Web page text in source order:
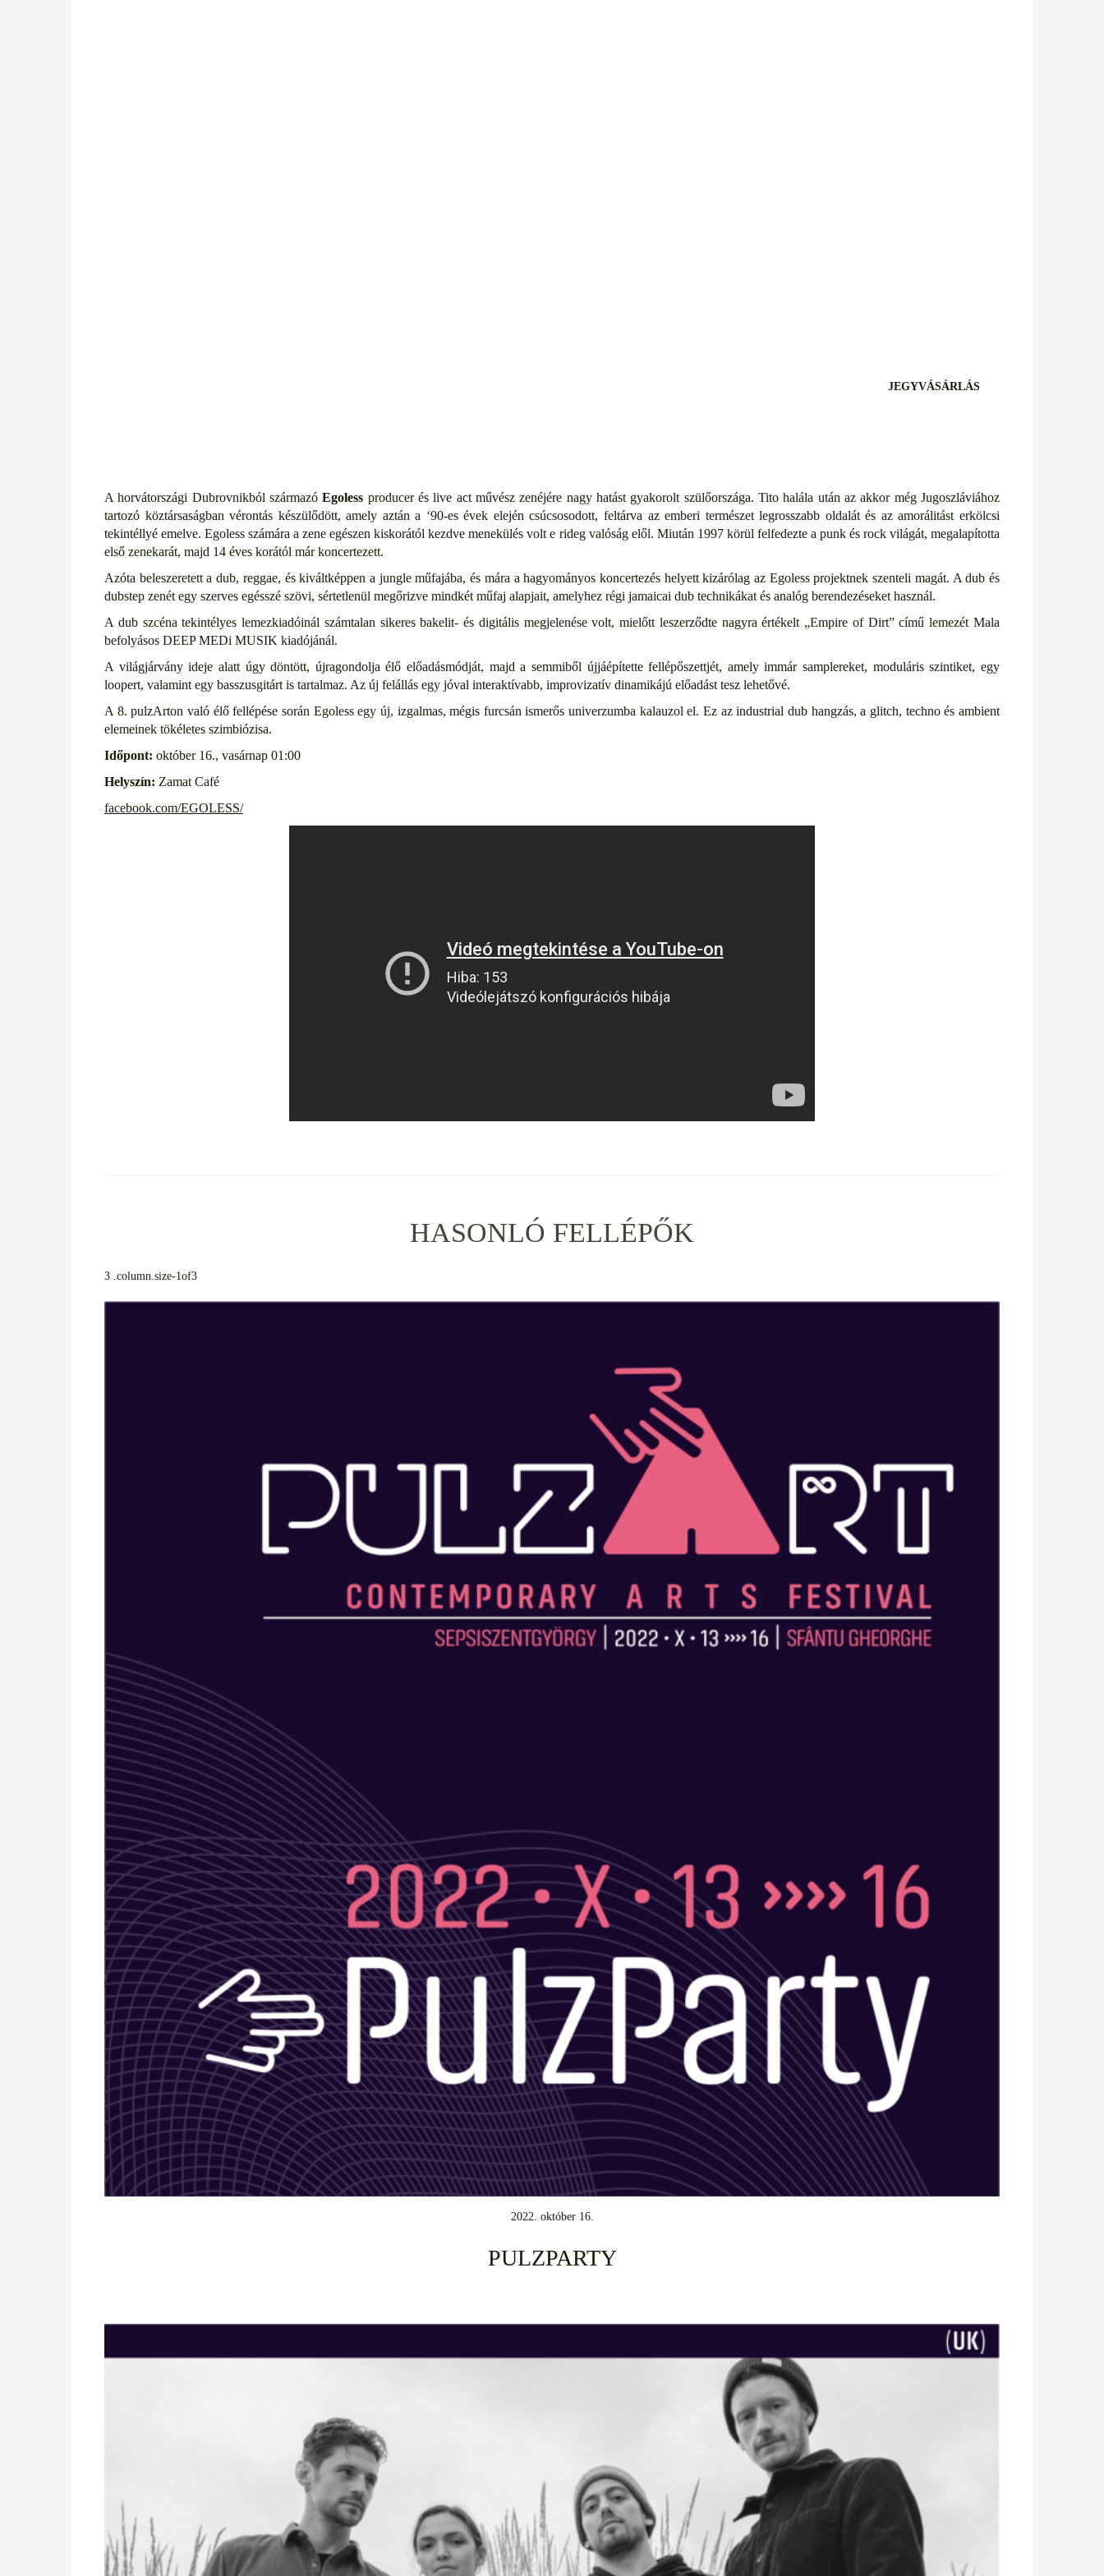
JEGYVÁSÁRLÁS
A horvátországi Dubrovnikból származóEgoless producer és live act művész zenéjére nagy hatást gyakorolt szülőországa. Tito halála után az akkor még Jugoszláviához
tartozó köztársaságban vérontás készülődött, amely aztán a ‘90-es évek elején csúcsosodott, feltárva az emberi természet legrosszabb oldalát és az amorálitást erkölcsi
tekintéllyé emelve. Egoless számára a zene egészen kiskorától kezdve menekülés volt e rideg valóság elől. Miután 1997 körül felfedezte a punk és rock világát, megalapította
első zenekarát, majd 14 éves korától már koncertezett.
Azóta beleszeretett a dub, reggae, és kiváltképpen a jungle műfajába, és mára a hagyományos koncertezés helyett kizárólag az Egoless projektnek szenteli magát. A dub és
dubstep zenét egy szerves egésszé szövi, sértetlenül megőrizve mindkét műfaj alapjait, amelyhez régi jamaicai dub technikákat és analóg berendezéseket használ.
A dub szcéna tekintélyes lemezkiadóinál számtalan sikeres bakelit- és digitális megjelenése volt, mielőtt leszerződte nagyra értékelt „Empire of Dirt” című lemezét Mala
befolyásos DEEP MEDi MUSIK kiadójánál.
A világjárvány ideje alatt úgy döntött, újragondolja élő előadásmódját, majd a semmiből újjáépítette fellépőszettjét, amely immár samplereket, moduláris szintiket, egy
loopert, valamint egy basszusgitárt is tartalmaz. Az új felállás egy jóval interaktívabb, improvizatív dinamikájú előadást tesz lehetővé.
A 8. pulzArton való élő fellépése során Egoless egy új, izgalmas, mégis furcsán ismerős univerzumba kalauzol el. Ez az industrial dub hangzás, a glitch, techno és ambient
elemeinek tökéletes szimbiózisa.
Időpont: október 16., vasárnap 01:00
Helyszín: Zamat Café
facebook.com/EGOLESS/
HASONLÓ FELLÉPŐK
2022. október 16.
PULZPARTY